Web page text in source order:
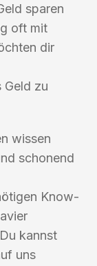
sparen
oft mit
dir
Geld zu
wissen
schonend
Know-
kannst
uns